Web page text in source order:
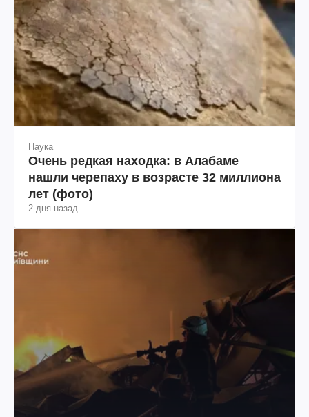
Наука
Очень редкая находка: в Алабаме
нашли черепаху в возрасте 32 миллиона
лет (фото)
2 дня назад